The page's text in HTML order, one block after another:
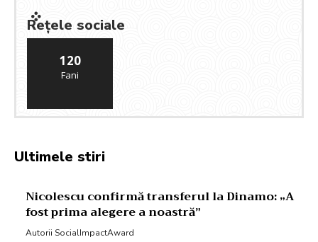
Rețele sociale
120
Fani
Ultimele stiri
Nicolescu confirmă transferul la Dinamo: „A
fost prima alegere a noastră”
Autorii SocialImpactAward